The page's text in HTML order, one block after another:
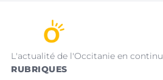
L'actualité de l'Occitanie en continu
RUBRIQUES